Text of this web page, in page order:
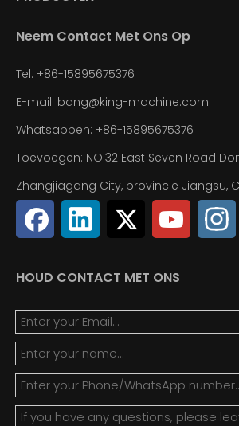
Neem Contact Met Ons Op
Tel: +86-15895675376
E-mail: bang@king-machine.com
Whatsappen: +86-15895675376
Toevoegen: NO.32 East Seven Road
Zhangjiagang City, provincie Jiangsu,
HOUD CONTACT MET ONS